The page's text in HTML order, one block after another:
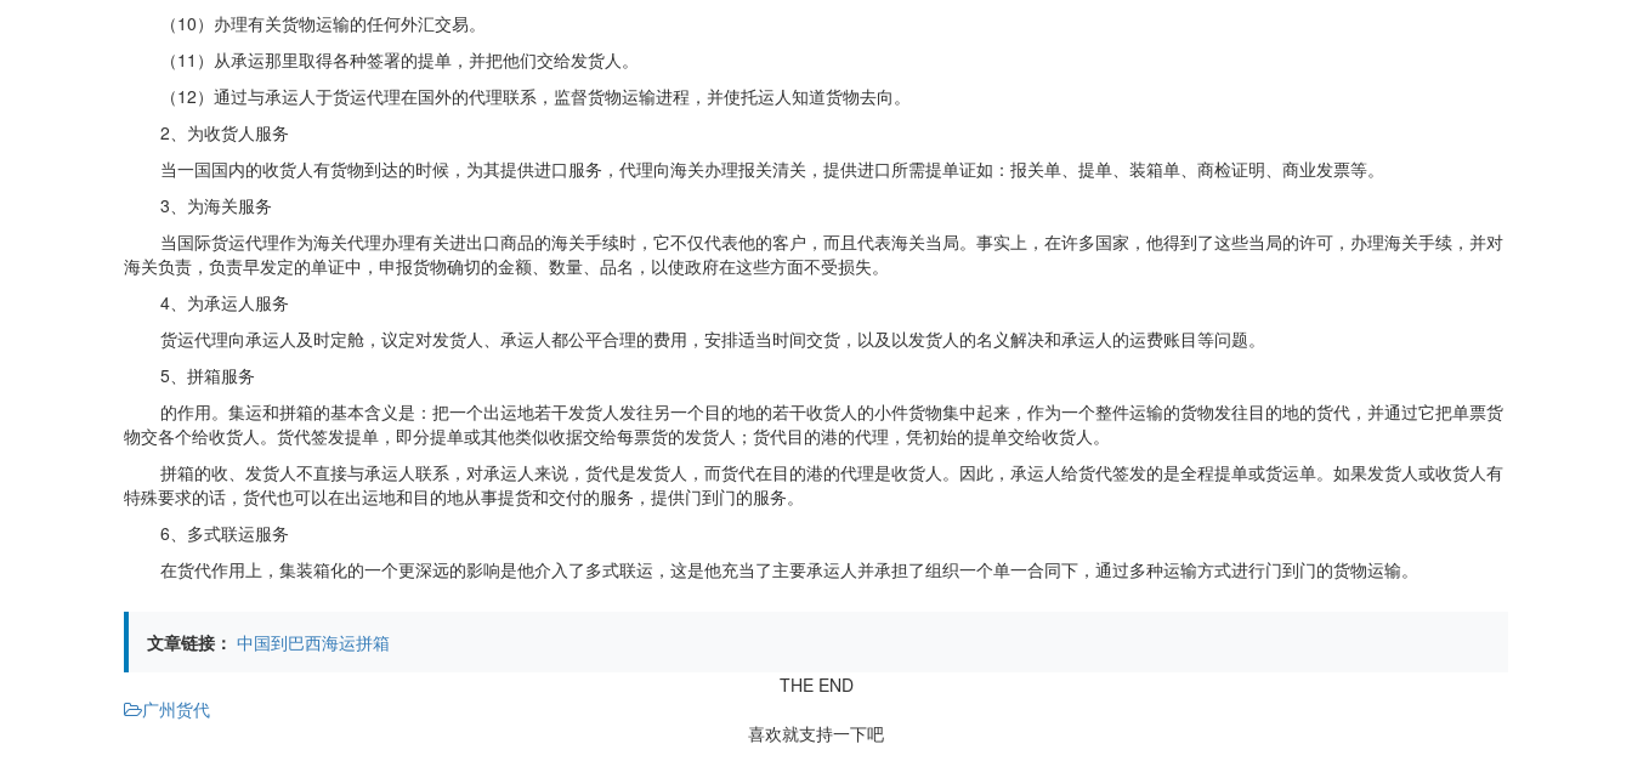
（10）办理有关货物运输的任何外汇交易。
（11）从承运那里取得各种签署的提单，并把他们交给发货人。
（12）通过与承运人于货运代理在国外的代理联系，监督货物运输进程，并使托运人知道货物去向。
2、为收货人服务
当一国国内的收货人有货物到达的时候，为其提供进口服务，代理向海关办理报关清关，提供进口所需提单证如：报关单、提单、装箱单、商检证明、商业发票等。
3、为海关服务
当国际货运代理作为海关代理办理有关进出口商品的海关手续时，它不仅代表他的客户，而且代表海关当局。事实上，在许多国家，他得到了这些当局的许可，办理海关手续，并对
海关负责，负责早发定的单证中，申报货物确切的金额、数量、品名，以使政府在这些方面不受损失。
4、为承运人服务
货运代理向承运人及时定舱，议定对发货人、承运人都公平合理的费用，安排适当时间交货，以及以发货人的名义解决和承运人的运费账目等问题。
5、拼箱服务
的作用。集运和拼箱的基本含义是：把一个出运地若干发货人发往另一个目的地的若干收货人的小件货物集中起来，作为一个整件运输的货物发往目的地的货代，并通过它把单票货
物交各个给收货人。货代签发提单，即分提单或其他类似收据交给每票货的发货人；货代目的港的代理，凭初始的提单交给收货人。
拼箱的收、发货人不直接与承运人联系，对承运人来说，货代是发货人，而货代在目的港的代理是收货人。因此，承运人给货代签发的是全程提单或货运单。如果发货人或收货人有
特殊要求的话，货代也可以在出运地和目的地从事提货和交付的服务，提供门到门的服务。
6、多式联运服务
在货代作用上，集装箱化的一个更深远的影响是他介入了多式联运，这是他充当了主要承运人并承担了组织一个单一合同下，通过多种运输方式进行门到门的货物运输。
文章链接： 中国到巴西海运拼箱
THE END
广州货代
喜欢就支持一下吧